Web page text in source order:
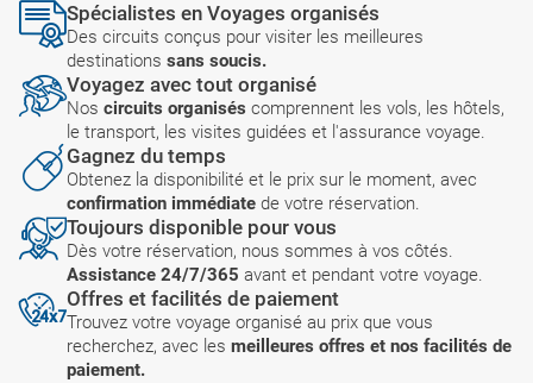
Spécialistes en Voyages organisés
Des circuits conçus pour visiter les meilleures
destinations sans soucis.
Voyagez avec tout organisé
Nos circuits organisés comprennent les vols, les hôtels,
le transport, les visites guidées et l'assurance voyage.
Gagnez du temps
Obtenez la disponibilité et le prix sur le moment, avec
confirmation immédiate de votre réservation.
Toujours disponible pour vous
Dès votre réservation, nous sommes à vos côtés.
Assistance 24/7/365 avant et pendant votre voyage.
Offres et facilités de paiement
Trouvez votre voyage organisé au prix que vous
recherchez, avec les meilleures offres et nos facilités de
paiement.